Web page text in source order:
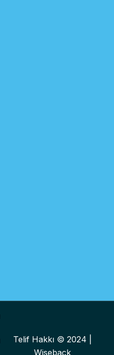
Telif Hakkı © 2024 |
Wiseback